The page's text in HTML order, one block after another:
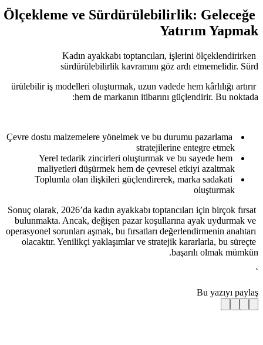
Ölçekleme ve
Kadın ayakkabı
sürdürülebilirlik
ürülebilir iş modelleri oluşturmak,
hem de markanın
Çevre dostu malzemelere yönelmek
Yerel tedarik zincirleri
maliyetleri düşürmek hem
Toplumla olan ilişkileri
Sonuç olarak, 2026’da kadın
bulunmakta. Ancak, değişen pazar
operasyonel sorunları aşmak, bu
olacaktır. Yenilikçi yaklaşımlar